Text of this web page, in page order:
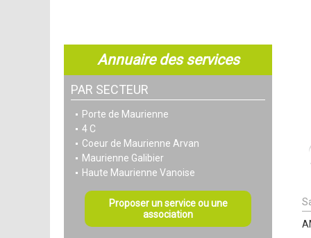
Annuaire des services
PAR SECTEUR
Porte de Maurienne
4 C
Coeur de Maurienne Arvan
Maurienne Galibier
Haute Maurienne Vanoise
Proposer un service ou une
association